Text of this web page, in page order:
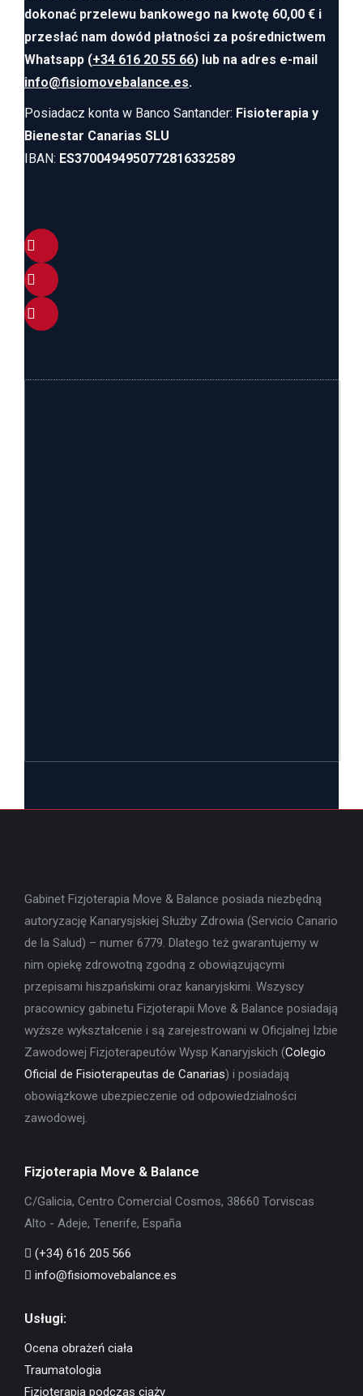
dokonać przelewu bankowego na kwotę 60,00 € i
przesłać nam dowód płatności za pośrednictwem
Whatsapp (+34 616 20 55 66) lub na adres e-mail
info@fisiomovebalance.es.
Posiadacz konta w Banco Santander: Fisioterapia y
Bienestar Canarias SLU
IBAN: ES3700494950772816332589
Gabinet Fizjoterapia Move & Balance posiada niezbędną
autoryzację Kanarysjskiej Służby Zdrowia (Servicio Canario
de la Salud) – numer 6779. Dlatego też gwarantujemy w
nim opiekę zdrowotną zgodną z obowiązującymi
przepisami hiszpańskimi oraz kanaryjskimi. Wszyscy
pracownicy gabinetu Fizjoterapii Move & Balance posiadają
wyższe wykształcenie i są zarejestrowani w Oficjalnej Izbie
Zawodowej Fizjoterapeutów Wysp Kanaryjskich (Colegio
Oficial de Fisioterapeutas de Canarias) i posiadają
obowiązkowe ubezpieczenie od odpowiedzialności
zawodowej.
Fizjoterapia Move & Balance
C/Galicia, Centro Comercial Cosmos, 38660 Torviscas
Alto - Adeje, Tenerife, España
(+34) 616 205 566
info@fisiomovebalance.es
Usługi:
Ocena obrażeń ciała
Traumatologia
Fizjoterapia podczas ciąży